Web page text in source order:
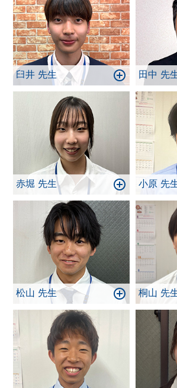
臼井 先生 田中 先
赤堀 先生 小原 先
松山 先生 桐山 先